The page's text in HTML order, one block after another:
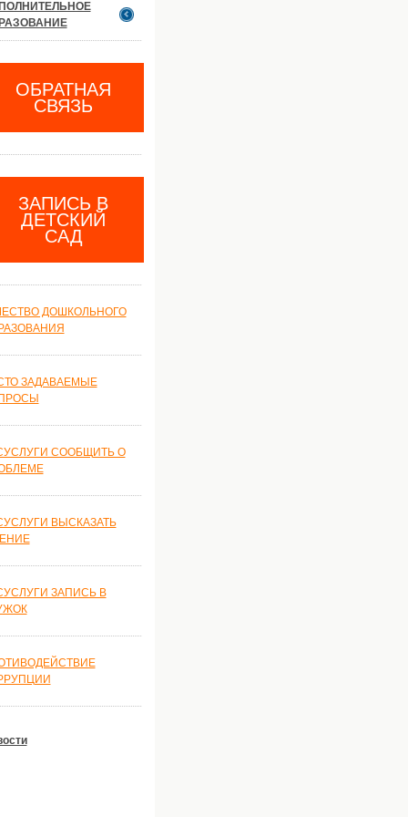
ОБРАТНАЯ
СВЯЗЬ
ЗАПИСЬ В
ДЕТСКИЙ
САД
ДОШКОЛЬНОГО
ЗАДАВАЕМЫЕ
СООБЩИТЬ О
ВЫСКАЗАТЬ
ЗАПИСЬ В